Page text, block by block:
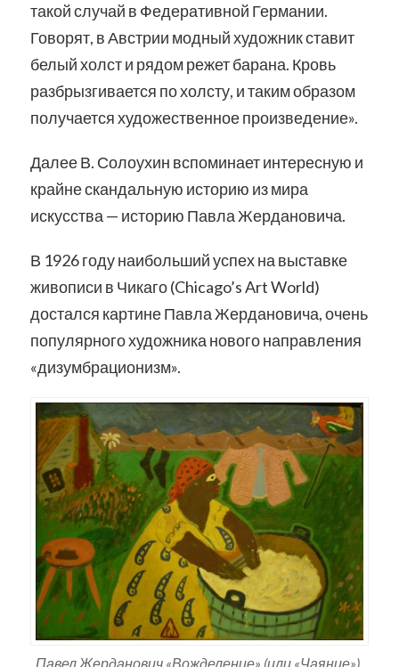
такой случай в Федеративной Германии.
Говорят, в Австрии модный художник ставит
белый холст и рядом режет барана. Кровь
разбрызгивается по холсту, и таким образом
получается художественное произведение».
Далее В. Солоухин вспоминает интересную и
крайне скандальную историю из мира
искусства — историю Павла Жердановича.
В 1926 году наибольший успех на выставке
живописи в Чикаго (Chicago’s Art World)
достался картине Павла Жердановича, очень
популярного художника нового направления
«дизумбрационизм».
Павел Жерданович «Вожделение» (или «Чаяние»).